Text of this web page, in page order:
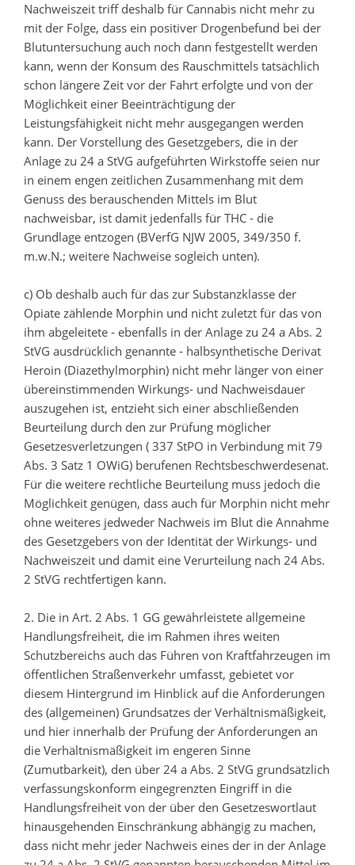
Nachweiszeit triff deshalb für Cannabis nicht mehr zu
mit der Folge, dass ein positiver Drogenbefund bei der
Blutuntersuchung auch noch dann festgestellt werden
kann, wenn der Konsum des Rauschmittels tatsächlich
schon längere Zeit vor der Fahrt erfolgte und von der
Möglichkeit einer Beeinträchtigung der
Leistungsfähigkeit nicht mehr ausgegangen werden
kann. Der Vorstellung des Gesetzgebers, die in der
Anlage zu 24 a StVG aufgeführten Wirkstoffe seien nur
in einem engen zeitlichen Zusammenhang mit dem
Genuss des berauschenden Mittels im Blut
nachweisbar, ist damit jedenfalls für THC - die
Grundlage entzogen (BVerfG NJW 2005, 349/350 f.
m.w.N.; weitere Nachweise sogleich unten).
c) Ob deshalb auch für das zur Substanzklasse der
Opiate zählende Morphin und nicht zuletzt für das von
ihm abgeleitete - ebenfalls in der Anlage zu 24 a Abs. 2
StVG ausdrücklich genannte - halbsynthetische Derivat
Heroin (Diazethylmorphin) nicht mehr länger von einer
übereinstimmenden Wirkungs- und Nachweisdauer
auszugehen ist, entzieht sich einer abschließenden
Beurteilung durch den zur Prüfung möglicher
Gesetzesverletzungen ( 337 StPO in Verbindung mit 79
Abs. 3 Satz 1 OWiG) berufenen Rechtsbeschwerdesenat.
Für die weitere rechtliche Beurteilung muss jedoch die
Möglichkeit genügen, dass auch für Morphin nicht mehr
ohne weiteres jedweder Nachweis im Blut die Annahme
des Gesetzgebers von der Identität der Wirkungs- und
Nachweiszeit und damit eine Verurteilung nach 24 Abs.
2 StVG rechtfertigen kann.
2. Die in Art. 2 Abs. 1 GG gewährleistete allgemeine
Handlungsfreiheit, die im Rahmen ihres weiten
Schutzbereichs auch das Führen von Kraftfahrzeugen im
öffentlichen Straßenverkehr umfasst, gebietet vor
diesem Hintergrund im Hinblick auf die Anforderungen
des (allgemeinen) Grundsatzes der Verhältnismäßigkeit,
und hier innerhalb der Prüfung der Anforderungen an
die Verhältnismäßigkeit im engeren Sinne
(Zumutbarkeit), den über 24 a Abs. 2 StVG grundsätzlich
verfassungskonform eingegrenzten Eingriff in die
Handlungsfreiheit von der über den Gesetzeswortlaut
hinausgehenden Einschränkung abhängig zu machen,
dass nicht mehr jeder Nachweis eines der in der Anlage